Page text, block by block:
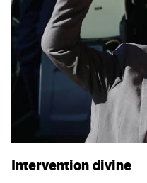
Intervention divine